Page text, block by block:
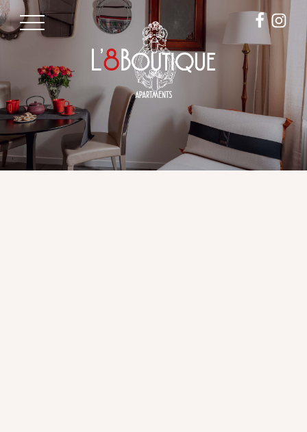
Pannello di gestione dei cookies